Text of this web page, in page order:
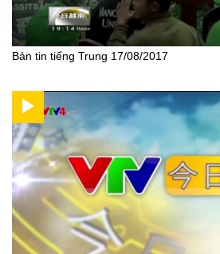
Bản tin tiếng Trung 17/08/2017